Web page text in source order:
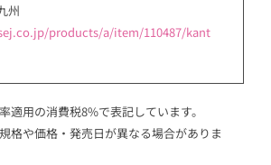
州
products/a/item/110487/kant
適用の消費税8%で表記しています。
格や価格・発売日が異なる場合がありま